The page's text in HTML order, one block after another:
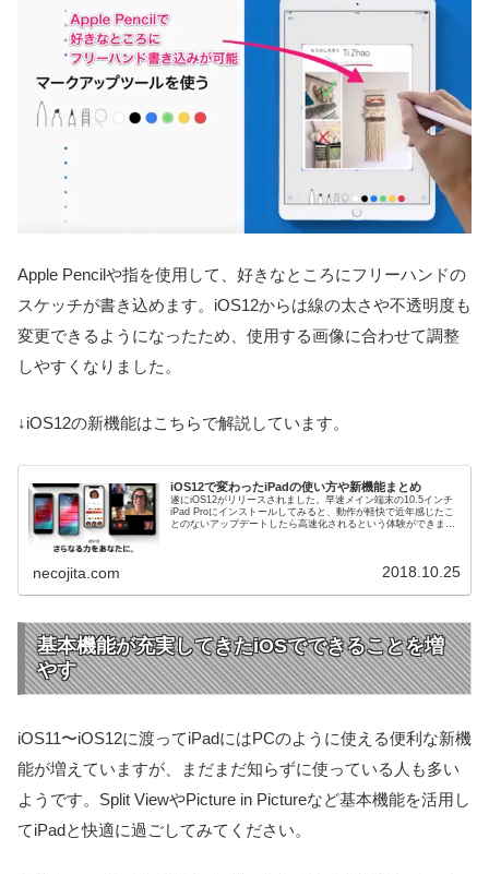
Apple Pencilや指を使用して、好きなところにフリーハンドの
スケッチが書き込めます。iOS12からは線の太さや不透明度も
変更できるようになったため、使用する画像に合わせて調整
しやすくなりました。
↓iOS12の新機能はこちらで解説しています。
iOS12で変わったiPadの使い方や新機能まとめ
遂にiOS12がリリースされました。早速メイン端末の10.5インチ
iPad Proにインストールしてみると、動作が軽快で近年感じたこ
とのないアップデートしたら高速化されるという体験ができまし
necojita.com 2018.10.25
基本機能が充実してきたiOSでできることを増
やす
iOS11〜iOS12に渡ってiPadにはPCのように使える便利な新機
能が増えていますが、まだまだ知らずに使っている人も多い
ようです。Split ViewやPicture in Pictureなど基本機能を活用し
てiPadと快適に過ごしてみてください。